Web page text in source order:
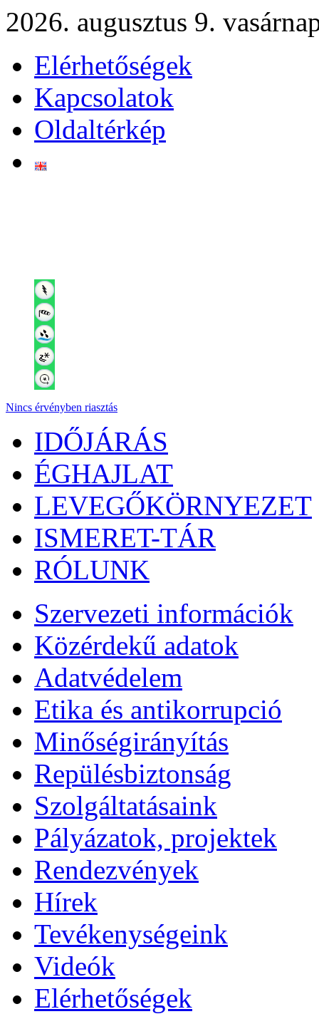
2026. augusztus 9.
Elérhetőségek
Kapcsolatok
Oldaltérkép
Nincs érvényben riasztás
IDŐJÁRÁS
ÉGHAJLAT
LEVEGŐKÖRNYEZET
ISMERET-TÁR
RÓLUNK
Szervezeti információk
Közérdekű adatok
Adatvédelem
Etika és antikorrupció
Minőségirányítás
Repülésbiztonság
Szolgáltatásaink
Pályázatok, projektek
Rendezvények
Hírek
Tevékenységeink
Videók
Elérhetőségek